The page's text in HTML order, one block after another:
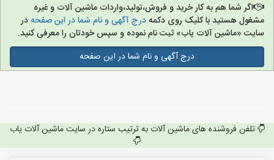
اگر شما هم به کار خرید و فروش،تولید،واردات ماشین آلات و غیره
مشغول هستید با کلیک روی دکمهدرج آگهی و نام شما در این صفحهدر
سایت «ماشین آلات یاب» ثبت نام نموده و سپس خودتان را معرفی کنید.
درج آگهی و نام شما در این صفحه
تلفن فروشنده های ماشین آلات به ترتیب ستاره در سایت ماشین آلات یاب